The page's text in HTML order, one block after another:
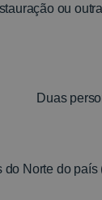
ou
Norte do